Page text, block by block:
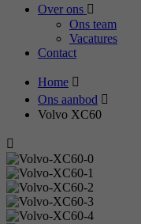
Over ons
Ons team
Vacatures
Contact
Home
Ons aanbod
Volvo XC60